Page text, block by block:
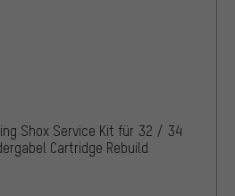
Shox Service Kit für 32 / 34
Cartridge Rebuild